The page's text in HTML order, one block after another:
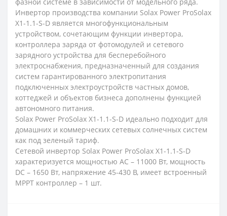
Инвертор производства компании Solax Power ProSolax
X1-1.1-S-D является многофункциональным
устройством, сочетающим функции инвертора,
контроллера заряда от фотомодулей и сетевого
зарядного устройства для бесперебойного
электроснабжения, предназначенный для создания
систем гарантированного электропитания
подключенных электроустройств частных домов,
коттеджей и объектов бизнеса дополнены функцией
автономного питания.
Solax Power ProSolax X1-1.1-S-D идеально подходит для
домашних и коммерческих сетевых солнечных систем
как под зеленый тариф.
Сетевой инвертор Solax Power ProSolax X1-1.1-S-D
характеризуется мощностью АС – 11000 Вт, мощность
DC – 1650 Вт, напряжение 45-430 В, имеет встроенный
МРРТ контроллер – 1 шт.